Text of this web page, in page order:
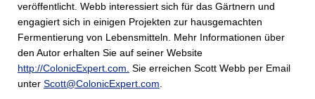
veröffentlicht. Webb interessiert sich für das Gärtnern und
engagiert sich in einigen Projekten zur hausgemachten
Fermentierung von Lebensmitteln. Mehr Informationen über
den Autor erhalten Sie auf seiner Website
http://ColonicExpert.com. Sie erreichen Scott Webb per Email
unter Scott@ColonicExpert.com